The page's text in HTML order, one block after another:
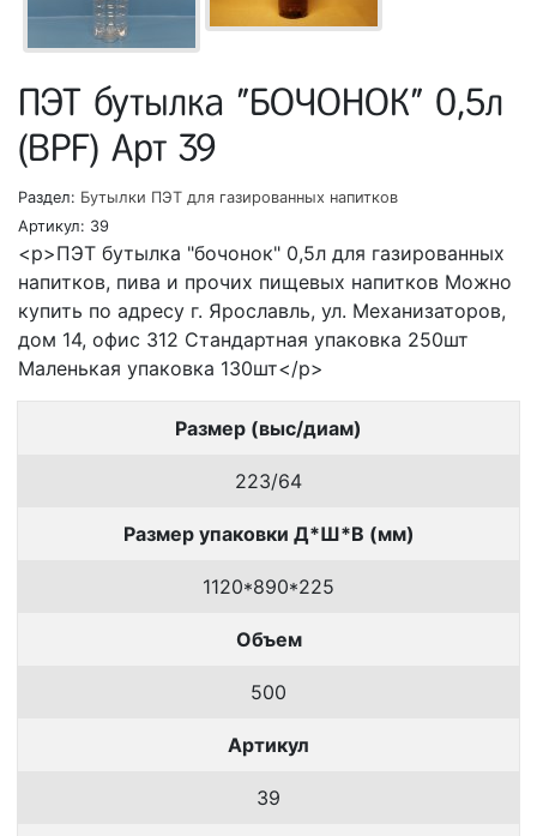
ПЭТ бутылка "БОЧОНОК" 0,5л
(BPF) Арт 39
Раздел: Бутылки ПЭТ для газированных напитков
Артикул: 39
<p>ПЭТ бутылка "бочонок" 0,5л для газированных
напитков, пива и прочих пищевых напитков Можно
купить по адресу г. Ярославль, ул. Механизаторов,
дом 14, офис 312 Стандартная упаковка 250шт
Маленькая упаковка 130шт</p>
Размер (выс/диам)
223/64
Размер упаковки Д*Ш*В (мм)
1120*890*225
Объем
500
Артикул
39